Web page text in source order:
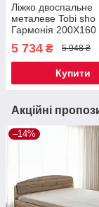
Ліжко двоспальне
металеве Tobi sho
Гармонія 200X160
5 734 ₴ 5 948 ₴
Купити
Акційні
–14%